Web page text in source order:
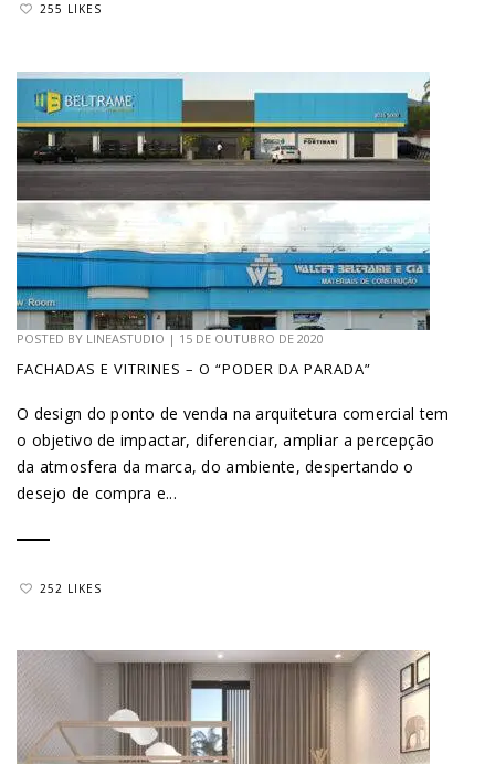
255 LIKES
POSTED BY LINEASTUDIO | 15 DE OUTUBRO DE 2020
FACHADAS E VITRINES – O “PODER DA PARADA”
O design do ponto de venda na arquitetura comercial tem
o objetivo de impactar, diferenciar, ampliar a percepção
da atmosfera da marca, do ambiente, despertando o
desejo de compra e...
252 LIKES